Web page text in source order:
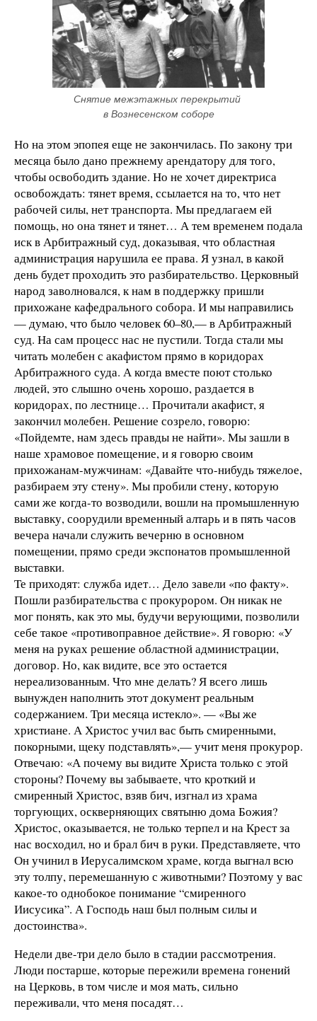
Снятие межэтажных перекрытий
в Вознесенском соборе
Но на этом эпопея еще не закончилась. По закону три
месяца было дано прежнему арендатору для того,
чтобы освободить здание. Но не хочет директриса
освобождать: тянет время, ссылается на то, что нет
рабочей силы, нет транспорта. Мы предлагаем ей
помощь, но она тянет и тянет… А тем временем подала
иск в Арбитражный суд, доказывая, что областная
администрация нарушила ее права. Я узнал, в какой
день будет проходить это разбирательство. Церковный
народ заволновался, к нам в поддержку пришли
прихожане кафедрального собора. И мы направились
— думаю, что было человек 60–80,— в Арбитражный
суд. На сам процесс нас не пустили. Тогда стали мы
читать молебен с акафистом прямо в коридорах
Арбитражного суда. А когда вместе поют столько
людей, это слышно очень хорошо, раздается в
коридорах, по лестнице… Прочитали акафист, я
закончил молебен. Решение созрело, говорю:
«Пойдемте, нам здесь правды не найти». Мы зашли в
наше храмовое помещение, и я говорю своим
прихожанам-мужчинам: «Давайте что-нибудь тяжелое,
разбираем эту стену». Мы пробили стену, которую
сами же когда-то возводили, вошли на промышленную
выставку, соорудили временный алтарь и в пять часов
вечера начали служить вечерню в основном
помещении, прямо среди экспонатов промышленной
выставки.
Те приходят: служба идет… Дело завели «по факту».
Пошли разбирательства с прокурором. Он никак не
мог понять, как это мы, будучи верующими, позволили
себе такое «противоправное действие». Я говорю: «У
меня на руках решение областной администрации,
договор. Но, как видите, все это остается
нереализованным. Что мне делать? Я всего лишь
вынужден наполнить этот документ реальным
содержанием. Три месяца истекло». — «Вы же
христиане. А Христос учил вас быть смиренными,
покорными, щеку подставлять»,— учит меня прокурор.
Отвечаю: «А почему вы видите Христа только с этой
стороны? Почему вы забываете, что кроткий и
смиренный Христос, взяв бич, изгнал из храма
торгующих, оскверняющих святыню дома Божия?
Христос, оказывается, не только терпел и на Крест за
нас восходил, но и брал бич в руки. Представляете, что
Он учинил в Иерусалимском храме, когда выгнал всю
эту толпу, перемешанную с животными? Поэтому у вас
какое-то однобокое понимание “смиренного
Иисусика”. А Господь наш был полным силы и
достоинства».
Недели две-три дело было в стадии рассмотрения.
Люди постарше, которые пережили времена гонений
на Церковь, в том числе и моя мать, сильно
переживали, что меня посадят…